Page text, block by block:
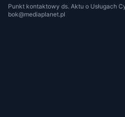
Punkt kontaktowy ds. Aktu o Usługach
bok@mediaplanet.pl